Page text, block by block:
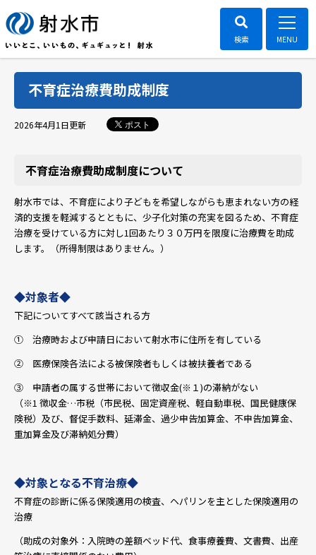
不育症治療費助成制度
2026年4月1日更新 ポスト
不育症治療費助成制度について
射水市では、不育症により子どもを希望しながらも恵まれない方の経
済的支援を軽減するとともに、少子化対策の充実を図るため、不育症
治療を受けている方に対し1回あたり３０万円を限度に治療費を助成
します。（所得制限はありません。）
◆対象者◆
下記についてすべて該当される方
① 治療時および申請日において射水市に住所を有している
② 医療保険各法による被保険者もしくは被扶養者である
③ 申請者の属する世帯において徴収金(※１)の滞納がない
（※1 徴収金…市税（市民税、固定資産税、軽自動車税、国民健康保
険税）及び、督促手数料、延滞金、過少申告加算金、不申告加算金、
重加算金及び滞納処分費）
◆対象となる不育治療◆
不育症の診断に係る保険適用の検査、ヘパリンを主とした保険適用の
治療
（助成の対象外：入院時の差額ベッド代、食事療養費、文書費、出産